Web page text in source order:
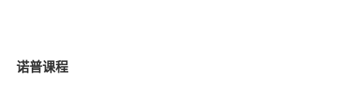
诺普课程